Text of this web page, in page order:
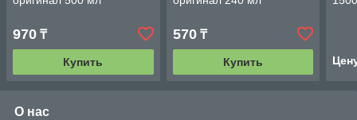
970 ₸
Купить
570₸
Купить
О нас